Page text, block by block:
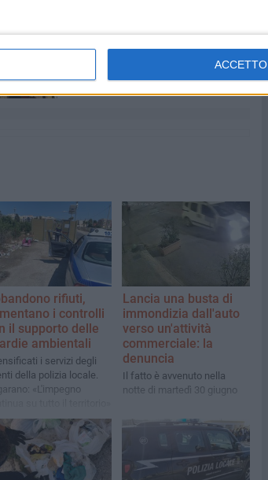
ACCETTO
7 AGOSTO 2026
Festa patronale, il programma
completo di venerdì 7 agosto
rifiuti,
i controlli
il supporto delle
ambientali
i servizi degli
della polizia locale.
«L'impegno
Lancia una busta di
immondizia dall'auto
verso un'attività
commerciale: la
denuncia
Il fatto è avvenuto nella
notte di martedì 30 giugno